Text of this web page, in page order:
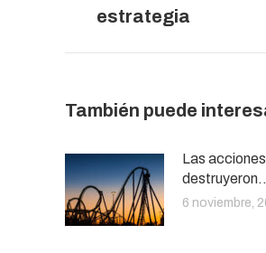
estrategia
También puede
Las
6 noviembre,